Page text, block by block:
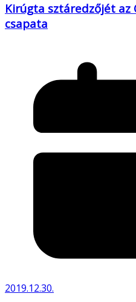
Kirúgta sztáredzőjét az
csapata
2019.12.30.